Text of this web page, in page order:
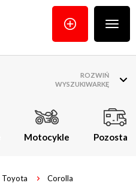
menu
Motocykle Pozostałe
ROZWIŃ
WYSZUKIWARKĘ
Toyota
Corolla